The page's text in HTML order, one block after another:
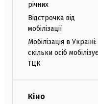
річних
Відстрочка від
мобілізації
Мобілізація в Україні:
скільки осіб мобілізує
ТЦК
Кіно